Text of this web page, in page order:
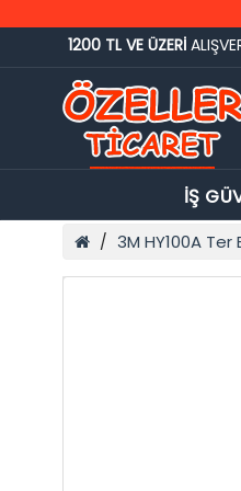
1200 TL VE ÜZERİ
İŞ
3M HY100A